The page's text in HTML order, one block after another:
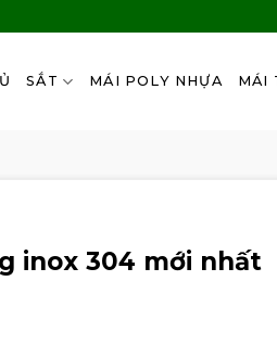
SẮT MÁI POLY NHỰA MÁI
inox 304 mới nhất